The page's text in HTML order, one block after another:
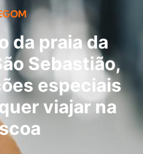
da praia da
Sebastião,
especiais
viajar na